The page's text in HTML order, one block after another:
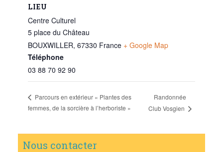
LIEU
Centre Culturel
5 place du Château
BOUXWILLER, 67330 France + Google Map
Téléphone
03 88 70 92 90
Parcours en extérieur « Plantes des
femmes, de la sorcière à l’herboriste »
Randonnée
Club Vosgien
Nous contacter